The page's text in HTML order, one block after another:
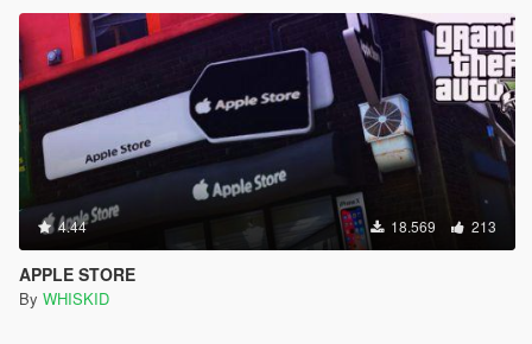
4.44 18.569 213
APPLE STORE
By WHISKID